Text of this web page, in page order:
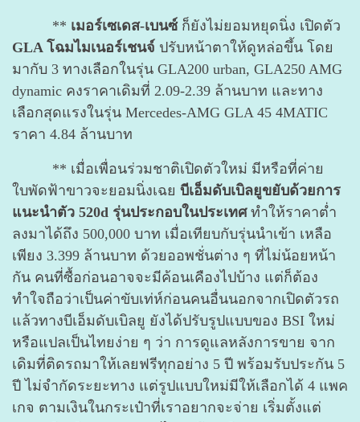
** เมอร์เซเดส-เบนซ์ก็ยังไม่ยอมหยุดนิ่ง เปิดตัว
GLA โฉมไมเนอร์เชนจ์ ปรับหน้าตาให้ดูหล่อขึ้น โดย
มากับ 3 ทางเลือกในรุ่น GLA200 urban, GLA250 AMG
dynamic คงราคาเดิมที่ 2.09-2.39 ล้านบาท และทาง
เลือกสุดแรงในรุ่น Mercedes-AMG GLA 45 4MATIC
ราคา 4.84 ล้านบาท
** เมื่อเพื่อนร่วมชาติเปิดตัวใหม่ มีหรือที่ค่าย
ใบพัดฟ้าขาวจะยอมนิ่งเฉย บีเอ็มดับเบิลยูขยับด้วยการ
แนะนำตัว 520d รุ่นประกอบในประเทศทำให้ราคาต่ำ
ลงมาได้ถึง 500,000 บาท เมื่อเทียบกับรุ่นนำเข้า เหลือ
เพียง 3.399 ล้านบาท ด้วยออพชั่นต่าง ๆ ที่ไม่น้อยหน้า
กัน คนที่ซื้อก่อนอาจจะมีค้อนเคืองไปบ้าง แต่ก็ต้อง
ทำใจถือว่าเป็นค่าขับเท่ห์ก่อนคนอื่นนอกจากเปิดตัวรถ
แล้วทางบีเอ็มดับเบิลยู ยังได้ปรับรูปแบบของ BSI ใหม่
หรือแปลเป็นไทยง่าย ๆ ว่า การดูแลหลังการขาย จาก
เดิมที่ติดรถมาให้เลยฟรีทุกอย่าง 5 ปี พร้อมรับประกัน 5
ปี ไม่จำกัดระยะทาง แต่รูปแบบใหม่มีให้เลือกได้ 4 แพค
เกจ ตามเงินในกระเป๋าที่เราอยากจะจ่าย เริ่มตั้งแต่